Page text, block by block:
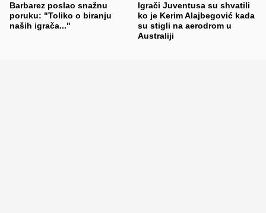
Barbarez poslao snažnu
poruku: "Toliko o biranju
naših igrača..."
Igrači Juventusa su shvatili
ko je Kerim Alajbegović kada
su stigli na aerodrom u
Australiji